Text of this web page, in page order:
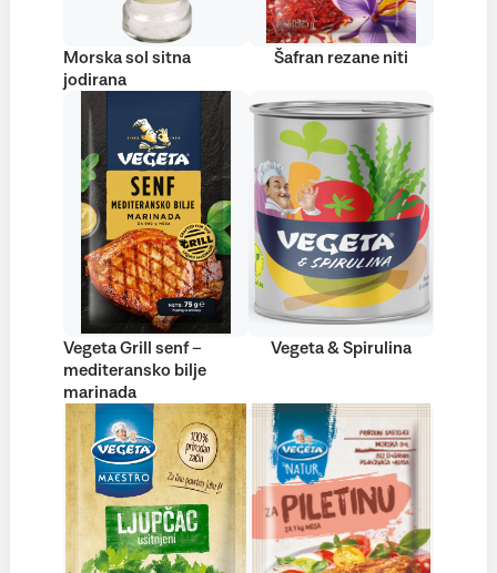
Morska sol sitna
jodirana
Šafran rezane niti
Vegeta Grill senf –
mediteransko bilje
marinada
Vegeta & Spirulina